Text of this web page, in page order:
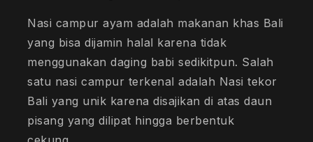
Nasi campur ayam adalah makanan khas Bali
yang bisa dijamin halal karena tidak
menggunakan daging babi sedikitpun. Salah
satu nasi campur terkenal adalah Nasi tekor
Bali yang unik karena disajikan di atas daun
pisang yang dilipat hingga berbentuk